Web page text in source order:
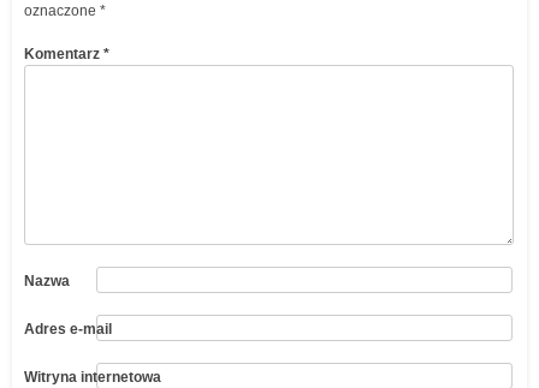
oznaczone *
Komentarz *
Nazwa
Adres e-mail
Witryna internetowa